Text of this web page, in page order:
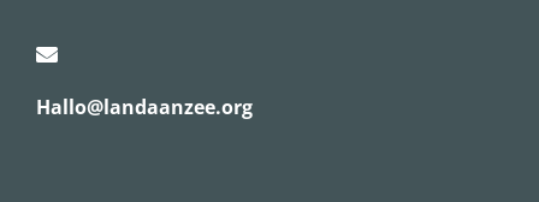
Hallo@landaanzee.org